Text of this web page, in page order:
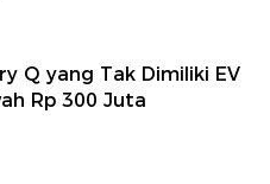
Q yang Tak Dimiliki EV
Rp 300 Juta